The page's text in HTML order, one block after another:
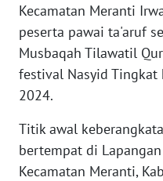
Kecamatan Meranti
peserta pawai ta'aruf
Musbaqah Tilawatil
festival Nasyid Tingkat
2024.
Titik awal
bertempat di
Kecamatan Meranti,
REDAKSI
KARIR
Wahana
News